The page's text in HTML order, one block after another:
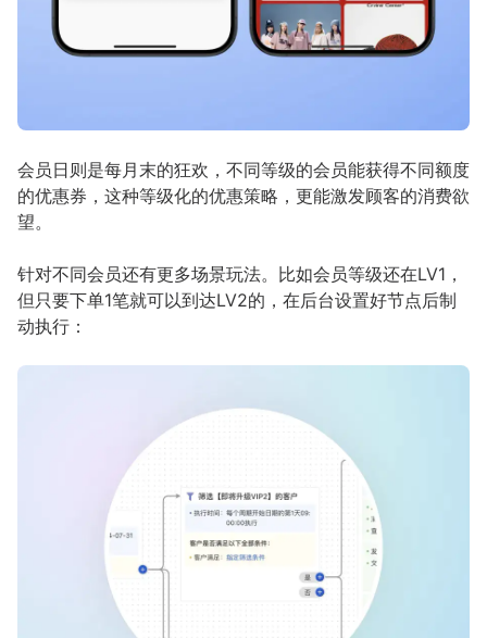
会员日则是每月末的狂欢，不同等级的会员能获得不同额度
的优惠券，这种等级化的优惠策略，更能激发顾客的消费欲
望。
针对不同会员还有更多场景玩法。比如会员等级还在LV1，
但只要下单1笔就可以到达LV2的，在后台设置好节点后制
动执行：